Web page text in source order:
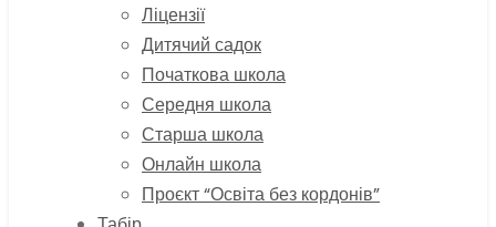
Ліцензії
Дитячий садок
Початкова школа
Середня школа
Старша школа
Онлайн школа
Проєкт “Освіта без кордонів”